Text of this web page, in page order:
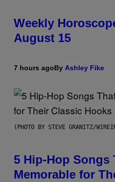
Weekly
August 15
7 hours agoBy Ashley Fike
(PHOTO BY STEVE GRANITZ/
5 Hip-Hop Songs
Memorable for